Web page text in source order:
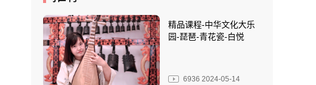
精品课程-中华文化大乐
园-琵琶-青花瓷-白悦
6936 2024-05-14